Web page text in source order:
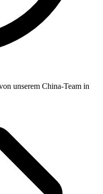
unserem China-Team in